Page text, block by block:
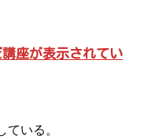
座が表示されてい
いる。